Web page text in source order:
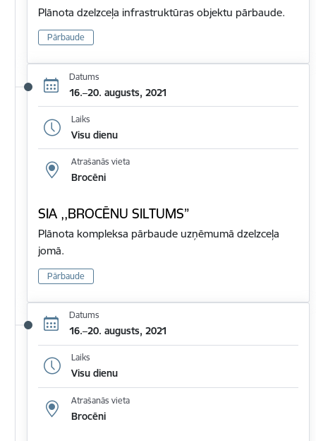
Plānota dzelzceļa infrastruktūras objektu pārbaude.
Pārbaude
Datums
16.–20. augusts, 2021
Laiks
Visu dienu
Atrašanās vieta
Brocēni
SIA ,,BROCĒNU SILTUMS”
Plānota kompleksa pārbaude uzņēmumā dzelzceļa
jomā.
Pārbaude
Datums
16.–20. augusts, 2021
Laiks
Visu dienu
Atrašanās vieta
Brocēni